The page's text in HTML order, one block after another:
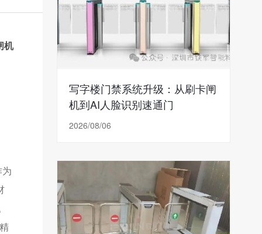
机
写字楼门禁系统升级：从刷卡闸
机到AI人脸识别速通门
2026/08/06